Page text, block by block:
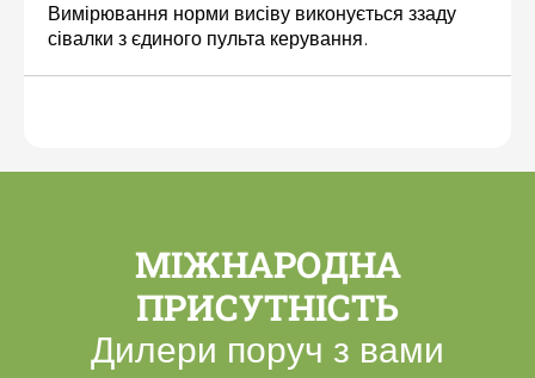
Вимірювання норми висіву виконується ззаду
сівалки з єдиного пульта керування.
МІЖНАРОДНА
ПРИСУТНІСТЬ
Дилери поруч з вами